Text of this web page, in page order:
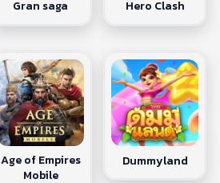
Gran saga Hero Clash
Age of Empires
Mobile
Dummyland